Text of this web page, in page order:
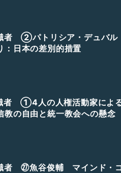
者 ②パトリシア・デュバル
：日本の差別的措置
者 ①4人の人権活動家によ
の自由と統一教会への懸念
者 ㉗魚谷俊輔 マインド・